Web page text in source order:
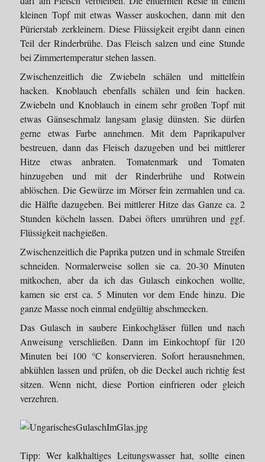
kleinen Topf mit etwas Wasser auskochen, dann mit den
Pürierstab zerkleinern. Diese Flüssigkeit ergibt dann einen
Teil der Rinderbrühe. Das Fleisch salzen und eine Stunde
bei Zimmertemperatur stehen lassen.
Zwischenzeitlich die Zwiebeln schälen und mittelfein
hacken. Knoblauch ebenfalls schälen und fein hacken.
Zwiebeln und Knoblauch in einem sehr großen Topf mit
etwas Gänseschmalz langsam glasig dünsten. Sie dürfen
gerne etwas Farbe annehmen. Mit dem Paprikapulver
bestreuen, dann das Fleisch dazugeben und bei mittlerer
Hitze etwas anbraten. Tomatenmark und Tomaten
hinzugeben und mit der Rinderbrühe und Rotwein
ablöschen. Die Gewürze im Mörser fein zermahlen und ca.
die Hälfte dazugeben. Bei mittlerer Hitze das Ganze ca. 2
Stunden köcheln lassen. Dabei öfters umrühren und ggf.
Flüssigkeit nachgießen.
Zwischenzeitlich die Paprika putzen und in schmale Streifen
schneiden. Normalerweise sollen sie ca. 20-30 Minuten
mitkochen, aber da ich das Gulasch einkochen wollte,
kamen sie erst ca. 5 Minuten vor dem Ende hinzu. Die
ganze Masse noch einmal endgültig abschmecken.
Das Gulasch in saubere Einkochgläser füllen und nach
Anweisung verschließen. Dann im Einkochtopf für 120
Minuten bei 100 °C konservieren. Sofort herausnehmen,
abkühlen lassen und prüfen, ob die Deckel auch richtig fest
sitzen. Wenn nicht, diese Portion einfrieren oder gleich
verzehren.
Tipp: Wer kalkhaltiges Leitungswasser hat, sollte einen